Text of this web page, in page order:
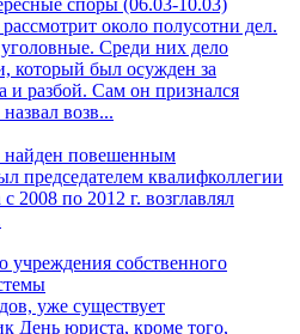
споры (06.03-10.03)
около полусотни дел.
Среди них дело
который был осужден за
и разбой. Сам он признался
возв...
повешенным
председателем квалифколлегии
2008 по 2012 г. возглавлял
учреждения собственного
уже существует
День юриста, кроме того,